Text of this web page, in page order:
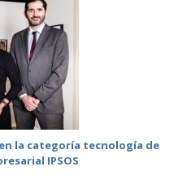
la categoría tecnología de
IPSOS